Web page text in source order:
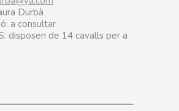
Durbà
a consultar
disposen de 14 cavalls per a